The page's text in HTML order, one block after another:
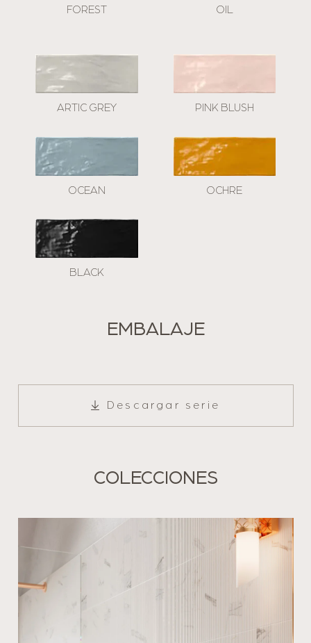
FOREST OIL
ARTIC GREY
OCEAN
BLACK
PINK BLUSH
OCHRE
EMBALAJE
Descargar serie
COLECCIONES